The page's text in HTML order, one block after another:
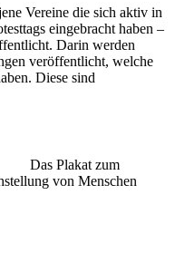
Vereine die sich aktiv in
eingebracht haben –
Darin werden
veröffentlicht, welche
Diese sind
zum
von Menschen